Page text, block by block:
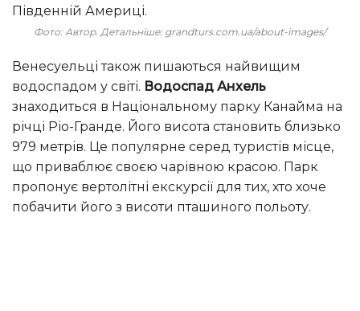
Південній Америці.
Фото: Автор. Детальніше: grandturs.com.ua/about-images/
Венесуельці також пишаються найвищим
водоспадом у світі. Водоспад Анхель
знаходиться в Національному парку Канайма на
річці Ріо-Гранде. Його висота становить близько
979 метрів. Це популярне серед туристів місце,
що приваблює своєю чарівною красою. Парк
пропонує вертолітні екскурсії для тих, хто хоче
побачити його з висоти пташиного польоту.